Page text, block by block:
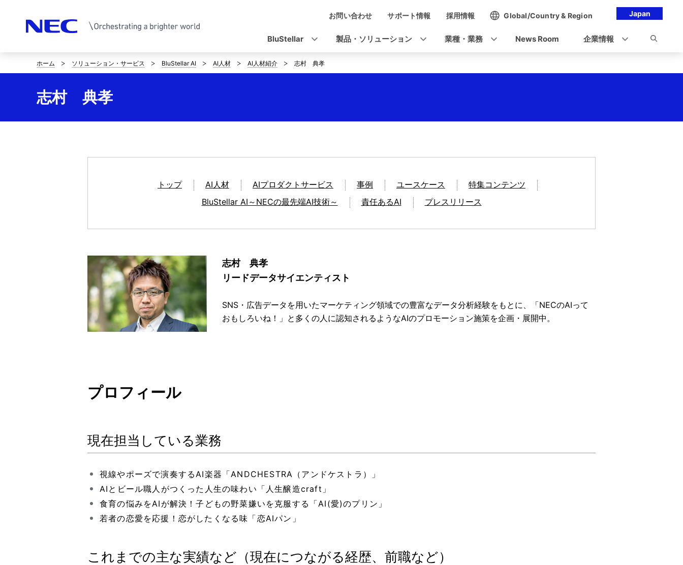
Japan
ゲ
ー
お問い合わせ サポート情報 採用情報 Global/Country & Region
BluStellar 製品・ソリューション 業種・業務 News Room 企業情報
サ
イ
ト
ホーム ソリューション・サービス BluStellar AI AI人材 AI人材紹介 志村 典孝
志村 典孝
トップ AI人材 AIプロダクトサービス 事例 ユースケース
特集コンテンツ
BluStellar AI～NECの最先端AI技術～
責任あるAI プレスリリース
志村 典孝
リードデータサイエンティスト
SNS・広告データを用いたマーケティング領域での豊富なデータ分析経験をもとに、「NECのAIって
おもしろいね！」と多くの人に認知されるようなAIのプロモーション施策を企画・展開中。
プロフィール
現在担当している業務
視線やポーズで演奏するAI楽器「ANDCHESTRA（アンドケストラ）」
AIとビール職人がつくった人生の味わい「人生醸造craft」
食育の悩みをAIが解決！子どもの野菜嫌いを克服する「AI(愛)のプリン」
若者の恋愛を応援！恋がしたくなる味「恋AIパン」
これまでの主な実績など（現在につながる経歴、前職など）